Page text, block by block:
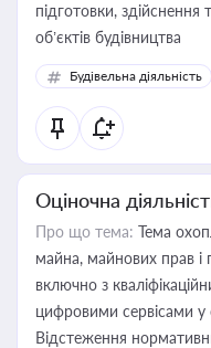
підготовки, здійснення
об’єктів будівництва
Будівельна діяльність
Оціночна
Про що тема: Тема
майна, майнових прав і
включно з
цифровими сервісами у
Відстеження